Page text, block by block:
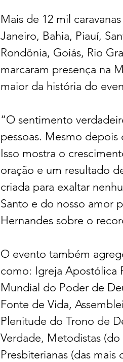
Mais de 12 mil
Janeiro, Bahia, Piauí,
Rondônia, Goiás, Rio
marcaram presença na
maior da história do
“O sentimento
pessoas. Mesmo
Isso mostra o
oração e um resultado
criada para exaltar
Santo e do nosso amor
Hernandes sobre o
O evento também
como: Igreja Apostólica
Mundial do Poder de
Fonte de Vida,
Plenitude do Trono de
Verdade, Metodistas (do
Presbiterianas (das